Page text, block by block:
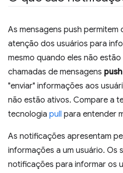
As mensagens push permitem
atenção dos usuários para
mesmo quando eles não
chamadas de mensagens push
"enviar" informações aos
não estão ativos. Compare a
tecnologia pull para entender
As notificações apresentam
informações a um usuário. Os
notificações para informar os